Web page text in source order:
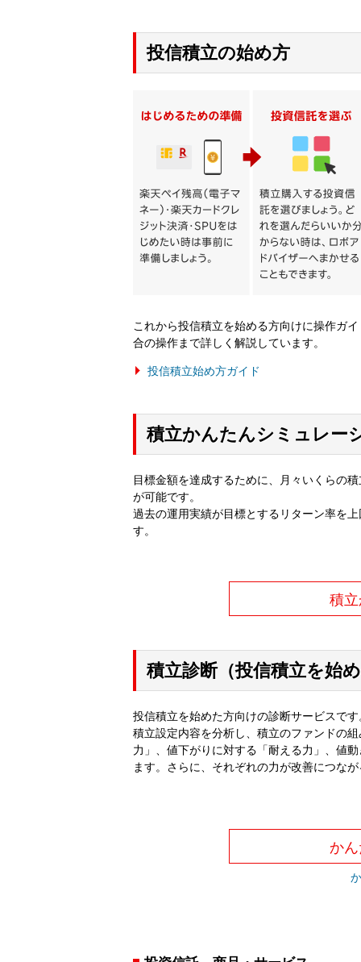
投信積立の始め方
これから投信積立を始める方向けに操作ガ
合の操作まで詳しく解説しています。
投信積立始め方ガイド
積立かんたんシミュレー
目標金額を達成するために、月々いくらの
が可能です。
過去の運用実績が目標とするリターン率を
す。
積
積立診断（投信積立を始
投信積立を始めた方向けの診断サービスです
積立設定内容を分析し、積立のファンドの
力」、値下がりに対する「耐える力」、値
ます。さらに、それぞれの力が改善につな
か